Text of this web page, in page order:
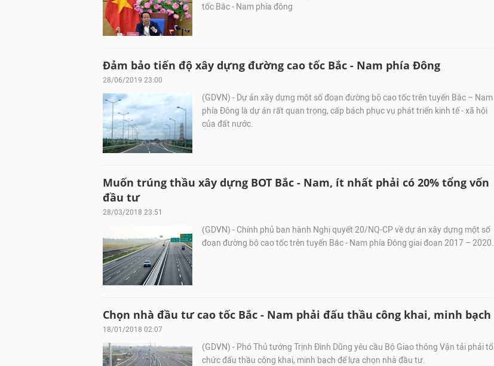
tốc Bắc - Nam phía đông
Đảm bảo tiến độ xây dựng đường cao tốc Bắc - Nam phía Đông
28/06/2019 23:00
(GDVN) - Dự án xây dựng một số đoạn đường bộ cao tốc trên tuyến Bắc – Nam
phía Đông là dự án rất quan trọng, cấp bách phục vụ phát triển kinh tế - xã hội
của đất nước.
Muốn trúng thầu xây dựng BOT Bắc - Nam, ít nhất phải có 20% tổng vốn
đầu tư
28/03/2018 23:51
(GDVN) - Chính phủ ban hành Nghị quyết 20/NQ-CP về dự án xây dựng một số
đoạn đường bộ cao tốc trên tuyến Bắc - Nam phía Đông giai đoạn 2017 – 2020.
Chọn nhà đầu tư cao tốc Bắc - Nam phải đấu thầu công khai, minh bạch
18/01/2018 02:07
(GDVN) - Phó Thủ tướng Trịnh Đình Dũng yêu cầu Bộ Giao thông Vận tải phải tổ
chức đấu thầu công khai, minh bạch để lựa chọn nhà đầu tư.